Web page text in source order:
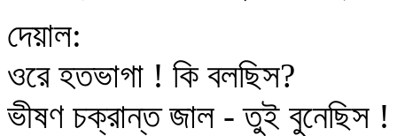
দেয়াল:
ওরে হতভাগা ! কি বলছিস?
ভীষণ চক্রান্ত জাল - তুই বুনেছিস !